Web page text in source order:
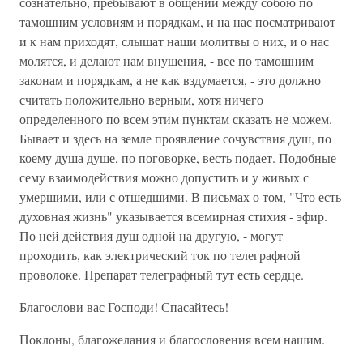
тамошним условиям и порядкам, и на нас посматривают
и к нам приходят, слышат наши молитвы о них, и о нас
молятся, и делают нам внушения, - все по тамошним
законам и порядкам, а не как вздумается, - это должно
считать положительно верным, хотя ничего
определенного по всем этим пунктам сказать не можем.
Бывает и здесь на земле проявление сочувствия душ, по
коему душа душе, по поговорке, весть подает. Подобные
сему взаимодействия можно допустить и у живых с
умершими, или с отшедшими. В письмах о том, "Что есть
духовная жизнь" указывается всемирная стихия - эфир.
По ней действия душ одной на другую, - могут
проходить, как электрический ток по телеграфной
проволоке. Препарат телеграфный тут есть сердце.
Благослови вас Господи! Спасайтесь!
Поклоны, благожелания и благословения всем нашим.